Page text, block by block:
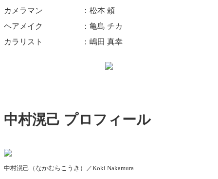
カメラマン ：松本 頼
ヘアメイク ：亀島 チカ
カラリスト ：嶋田 真幸
中村滉己 プロフィール
中村滉己（なかむらこうき）／Koki Nakamura